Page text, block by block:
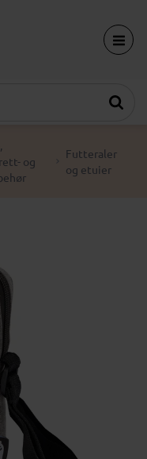
og
Futteraler
og etuier